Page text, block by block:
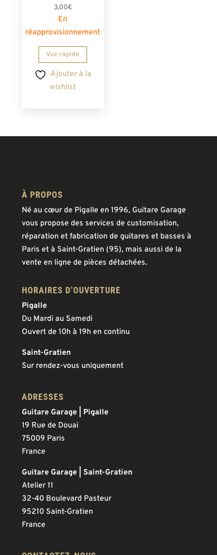
3,00€
En
réapprovisionnement
Vue rapide
Ajouter à la
wishlist
À PROPOS
Né au cœur de Pigalle en 1996, Guitare Garage
vous propose des services de customisation,
réparation et fabrication de guitares et basses à
Paris et à Saint-Gratien (95), mais aussi de la
vente en ligne de pièces détachées.
HORAIRES D’OUVERTURE
Pigalle
Du Mardi au Samedi
Ouvert de 10h à 19h en continu
Saint-Gratien
Sur rendez-vous uniquement
ADRESSES
Guitare Garage | Pigalle
19 Rue de Douai
75009 Paris
France
Guitare Garage | Saint-Gratien
Atelier 11
32-40 Boulevard Pasteur
95210 Saint-Gratien
France